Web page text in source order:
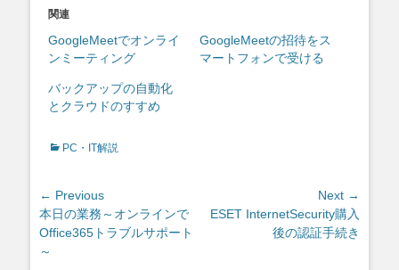
関連
GoogleMeetでオンライ
ンミーティング
GoogleMeetの招待をス
マートフォンで受ける
バックアップの自動化
とクラウドのすすめ
Categories
PC・IT解説
投
稿
ナ
ビ
← Previous
Previous
post:
本日の業務～オンラインで
Office365トラブルサポート
～
Next →
Next
ESET InternetSecurity購入
後の認証手続き